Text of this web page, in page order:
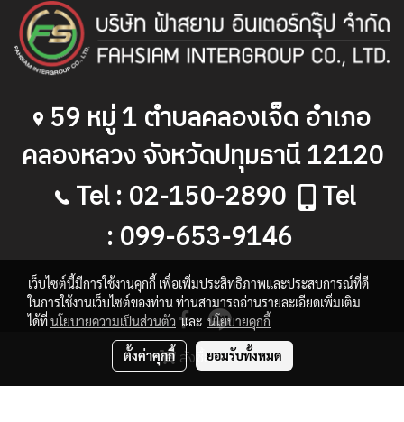
สั่งซื้อสินค้า
59หมู่1ตำบลคลองเจ็ด อำเภอ
คลองหลวง จังหวัดปทุมธานี12120
Tel : 02-150-2890 Tel
: 099-653-9146
เว็บไซต์นี้มีการใช้งานคุกกี้ เพื่อเพิ่มประสิทธิภาพและประสบการณ์ที่ดี
ในการใช้งานเว็บไซต์ของท่าน ท่านสามารถอ่านรายละเอียดเพิ่มเติม
ได้ที่นโยบายความเป็นส่วนตัว และ นโยบายคุกกี้
ตั้งค่าคุกกี้ ยอมรับทั้งหมด